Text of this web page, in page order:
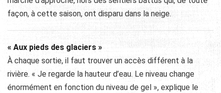
façon, à cette saison, ont disparu dans la neige.
« Aux pieds des glaciers »
À chaque sortie, il faut trouver un accès différent à la
rivière. « Je regarde la hauteur d’eau. Le niveau change
énormément en fonction du niveau de gel », explique le